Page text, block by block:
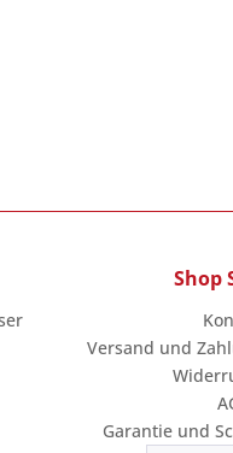
Shop
Versand und
Garantie und